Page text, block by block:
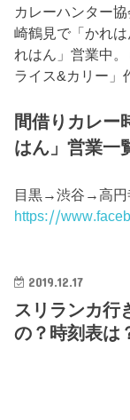
カレーハンター
崎鶴見で「かれ
れはん」営業中
ライス&カリー
間借りカレー
はん」営業一
目黒→渋谷→高
https://
2019.12.17
スリランカ行
の？時刻表は